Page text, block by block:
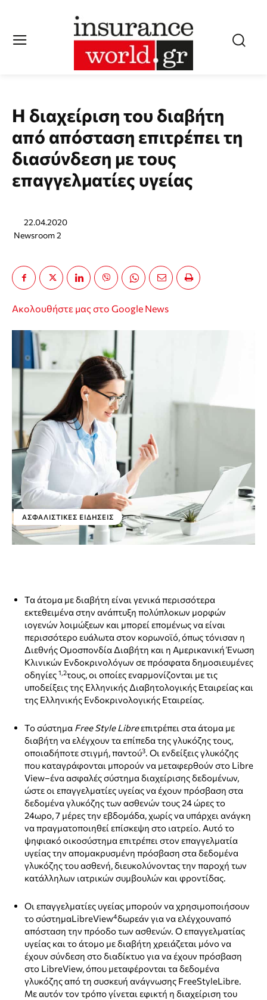
H διαχείριση του διαβήτη
από απόσταση επιτρέπει τη
διασύνδεση με τους
επαγγελματίες υγείας
22.04.2020
Newsroom 2
Ακολουθήστε μας στο Google News
ΑΣΦΑΛΙΣΤΙΚΕΣ ΕΙΔΗΣΕΙΣ
Τα άτομα με διαβήτη είναι γενικά περισσότερα
εκτεθειμένα στην ανάπτυξη πολύπλοκων μορφών
ιογενών λοιμώξεων και μπορεί επομένως να είναι
περισσότερο ευάλωτα στον κορωνοϊό, όπως τόνισαν η
Διεθνής Ομοσπονδία Διαβήτη και η Αμερικανική Ένωση
Κλινικών Ενδοκρινολόγων σε πρόσφατα δημοσιευμένες
οδηγίες 1,2τους, οι οποίες εναρμονίζονται με τις
υποδείξεις της Ελληνικής Διαβητολογικής Εταιρείας και
της Ελληνικής Ενδοκρινολογικής Εταιρείας.
Το σύστημα Free Style Libreεπιτρέπει στα άτομα με
διαβήτη να ελέγχουν τα επίπεδα της γλυκόζης τους,
οποιαδήποτε στιγμή, παντού3. Οι ενδείξεις γλυκόζης
που καταγράφονται μπορούν να μεταφερθούν στο Libre
View–ένα ασφαλές σύστημα διαχείρισης δεδομένων,
ώστε οι επαγγελματίες υγείας να έχουν πρόσβαση στα
δεδομένα γλυκόζης των ασθενών τους 24 ώρες το
24ωρο, 7 μέρες την εβδομάδα, χωρίς να υπάρχει ανάγκη
να πραγματοποιηθεί επίσκεψη στο ιατρείο. Αυτό το
ψηφιακό οικοσύστημα επιτρέπει στον επαγγελματία
υγείας την απομακρυσμένη πρόσβαση στα δεδομένα
γλυκόζης του ασθενή, διευκολύνοντας την παροχή των
κατάλληλων ιατρικών συμβουλών και φροντίδας.
Οι επαγγελματίες υγείας μπορούν να χρησιμοποιήσουν
το σύστημαLibreView4δωρεάν για να ελέγχουναπό
απόσταση την πρόοδο των ασθενών. Ο επαγγελματίας
υγείας και το άτομο με διαβήτη χρειάζεται μόνο να
έχουν σύνδεση στο διαδίκτυο για να έχουν πρόσβαση
στο LibreView, όπου μεταφέρονται τα δεδομένα
γλυκόζης από τη συσκευή ανάγνωσης FreeStyleLibre.
Με αυτόν τον τρόπο γίνεται εφικτή η διαχείριση του